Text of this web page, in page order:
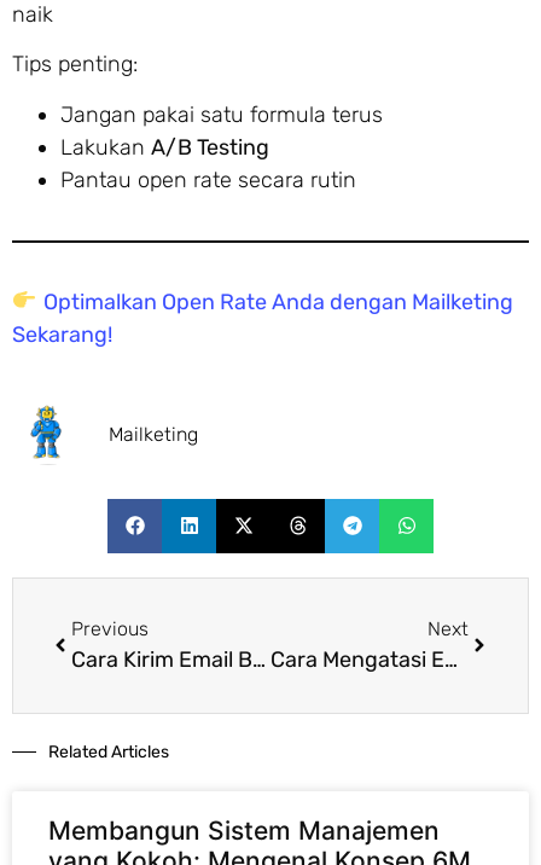
naik
Tips penting:
Jangan pakai satu formula terus
Lakukan A/B Testing
Pantau open rate secara rutin
Optimalkan Open Rate Anda dengan Mailketing
Sekarang!
Mailketing
Previous
Cara Kirim Email Blast Ribuan Sekaligus Tanpa Masuk Folder Spam
Next
Cara Mengatasi Email Promosi yang Selalu Masuk ke Tab “Promotions” di Gmail
Related Articles​
Membangun Sistem Manajemen